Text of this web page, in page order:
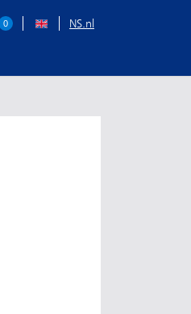
0 NS.nl